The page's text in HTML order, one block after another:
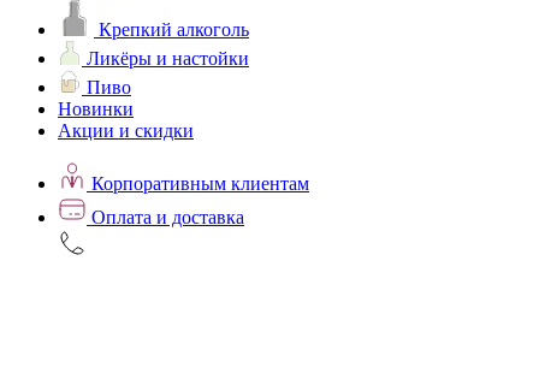
Крепкий алкоголь
Ликёры и настойки
Пиво
Новинки
Акции и скидки
Корпоративным клиентам
Оплата и доставка